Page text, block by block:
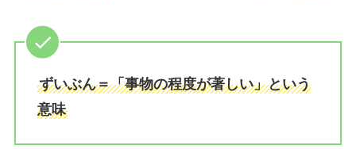
ずいぶん＝「事物の程度が著しい」という
意味